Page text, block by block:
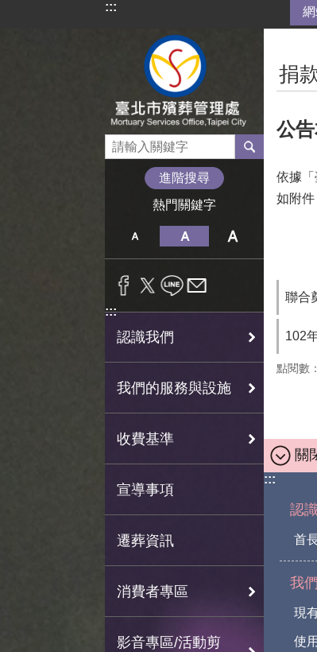
跳到主要內容區塊
:::
進階搜尋
熱門關鍵字
:::
認識我們
我們的服務與設施
收費基準
宣導事項
遷葬資訊
消費者專區
影音專區/活動剪
捐
公
依據
如附件
聯合
102
點閱數：
關
:::
認
首
我
現
使